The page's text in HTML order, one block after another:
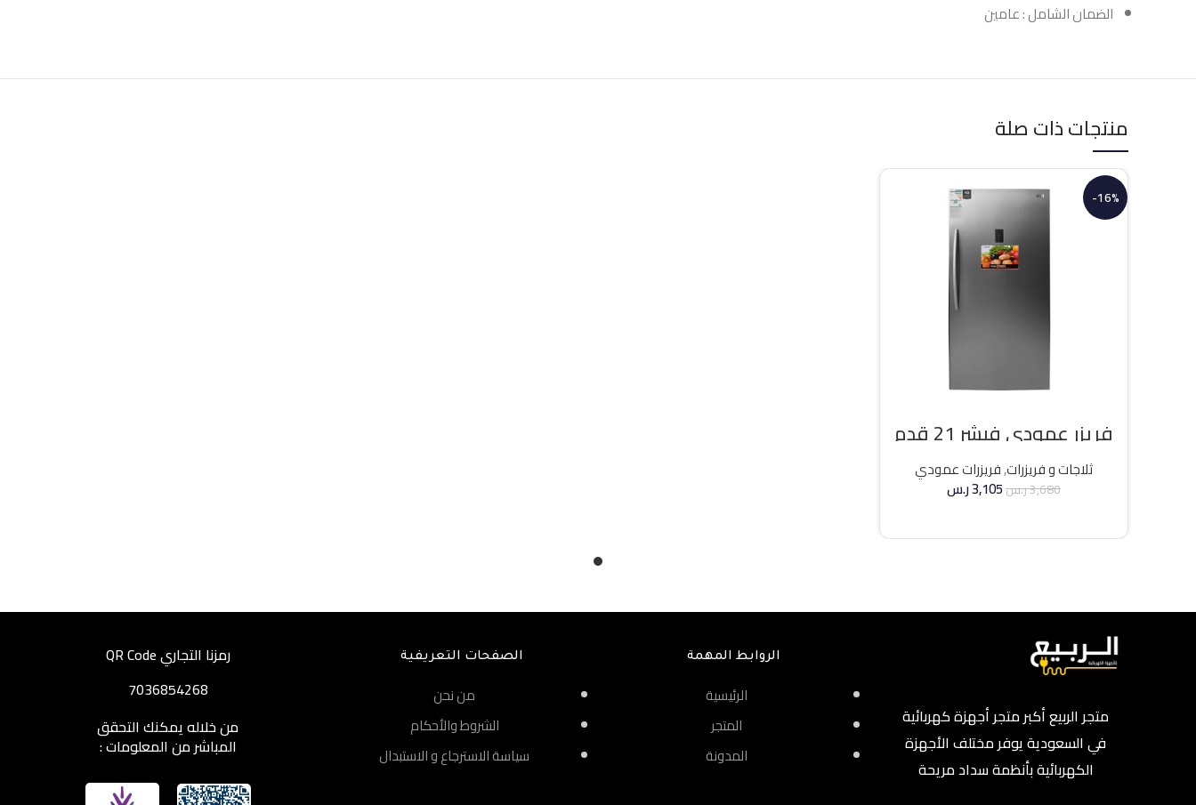
الضمان الشامل : عامين
منتجات ذات صلة
-16%
فريزر عمودي فيشر 21 قدم انفرتر – فضي
ثلاجات و فريزرات,فريزرات عمودي
3,680ر.س3,105ر.س
متجر الربيع أكبر متجر أجهزة كهربائية
في السعودية يوفر مختلف الأجهزة
الكهربائية بأنظمة سداد مريحة
الروابط المهمة
الرئيسية
المتجر
المدونة
الصفحات التعريفية
من نحن
الشروط والأحكام
سياسة الاسترجاع و الاستبدال
رمزنا التجاري QR Code
7036854268
من خلاله يمكنك التحقق
المباشر من المعلومات :